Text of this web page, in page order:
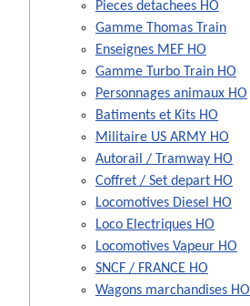
Pieces detachees HO
Gamme Thomas Train
Enseignes MEF HO
Gamme Turbo Train HO
Personnages animaux HO
Batiments et Kits HO
Militaire US ARMY HO
Autorail / Tramway HO
Coffret / Set depart HO
Locomotives Diesel HO
Loco Electriques HO
Locomotives Vapeur HO
SNCF / FRANCE HO
Wagons marchandises HO